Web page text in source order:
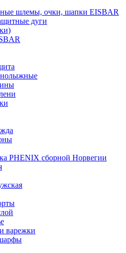
шлемы, очки, шапки EISBAR
дуги
PHENIX сборной Норвегии
варежки